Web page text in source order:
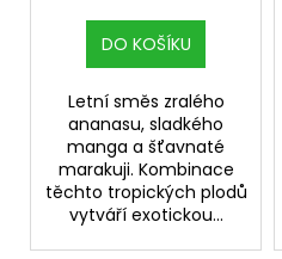
složka (ICE)
DO KOŠÍKU
Letní směs zralého
ananasu, sladkého
manga a šťavnaté
marakuji. Kombinace
těchto tropických plodů
vytváří exotickou...